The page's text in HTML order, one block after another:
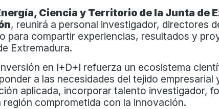
Ciencia y Territorio de la Junta de
, reunirá a personal investigador, directores
para compartir experiencias, resultados y
Extremadura.
en I+D+I refuerza un ecosistema
a las necesidades del tejido empresarial
aplicada, incorporar talento investigador,
comprometida con la innovación.